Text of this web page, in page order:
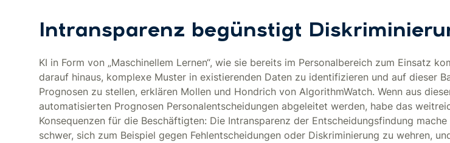
Intransparenz begünstigt
KI in Form von „Maschinellem Lernen“, wie sie bereits im Personalbereich zum Einsatz
darauf hinaus, komplexe Muster in existierenden Daten zu identifizieren und auf dieser
Prognosen zu stellen, erklären Mollen und Hondrich von AlgorithmWatch. Wenn aus
automatisierten Prognosen Personalentscheidungen abgeleitet werden, habe das
Konsequenzen für die Beschäftigten: Die Intransparenz der Entscheidungsfindung mache
schwer, sich zum Beispiel gegen Fehlentscheidungen oder Diskriminierung zu wehren,